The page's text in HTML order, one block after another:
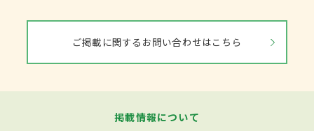
ご掲載に関するお問い合わせはこちら
掲載情報について